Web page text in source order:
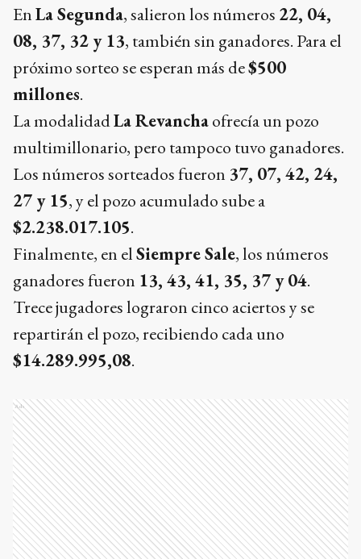
EnLa Segunda, salieron los números 22, 04,
08, 37, 32 y 13, también sin ganadores. Para el
próximo sorteo se esperan más de$500
millones.
La modalidadLa Revanchaofrecía un pozo
multimillonario, pero tampoco tuvo ganadores.
Los números sorteados fueron 37, 07, 42, 24,
27 y 15, y el pozo acumulado sube a
$2.238.017.105.
Finalmente, en elSiempre Sale, los números
ganadores fueron 13, 43, 41, 35, 37 y 04.
Trece jugadores lograron cinco aciertos y se
repartirán el pozo, recibiendo cada uno
$14.289.995,08.
Ads